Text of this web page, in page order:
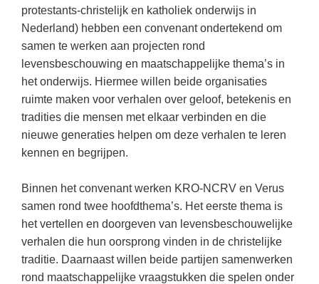
Den Haag(40)
Dordrecht (35)
Zoetermeer(18)
Eindhoven
Alkmaar(16)
Haarlem
Klassieke Talen
Letterkunde
Levensbeschouwing
Maatschappijleer
Muziek
Natuurkunde
Rekenen / Wiskunde
Scheikunde
Sociale vaardigheden
Spaans
Meesterbaan onderwijsvacatures
LEERMETHODEN
Biologie
Examentraining
Frans
Media
Nederlands
Sociale vaardigheden
protestants-christelijk en katholiek onderwijs in
Nederland) hebben een convenant ondertekend om
samen te werken aan projecten rond
levensbeschouwing en maatschappelijke thema’s in
het onderwijs. Hiermee willen beide organisaties
ruimte maken voor verhalen over geloof, betekenis en
tradities die mensen met elkaar verbinden en die
nieuwe generaties helpen om deze verhalen te leren
kennen en begrijpen.
Binnen het convenant werken KRO-NCRV en Verus
samen rond twee hoofdthema’s. Het eerste thema is
het vertellen en doorgeven van levensbeschouwelijke
verhalen die hun oorsprong vinden in de christelijke
traditie. Daarnaast willen beide partijen samenwerken
rond maatschappelijke vraagstukken die spelen onder